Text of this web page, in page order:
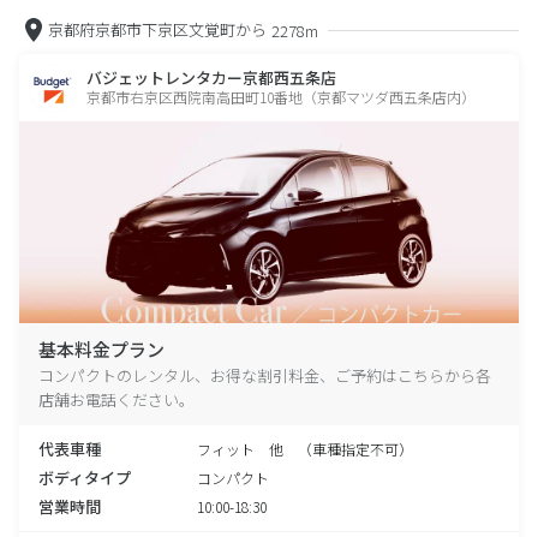
京都府京都市下京区文覚町から 2278m
バジェットレンタカー京都西五条店
京都市右京区西院南高田町10番地（京都マツダ西五条店内）
基本料金プラン
コンパクトのレンタル、お得な割引料金、ご予約はこちらから各
店舗お電話ください。
代表車種 フィット 他 （車種指定不可）
ボディタイプ コンパクト
営業時間 10:00-18:30